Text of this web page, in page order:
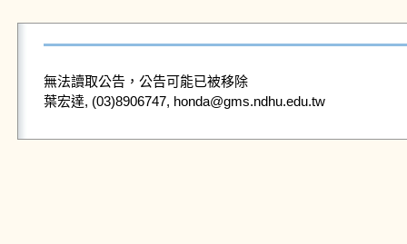
無法讀取公告，公告可能已被移除
葉宏達, (03)8906747, honda@gms.ndhu.edu.tw